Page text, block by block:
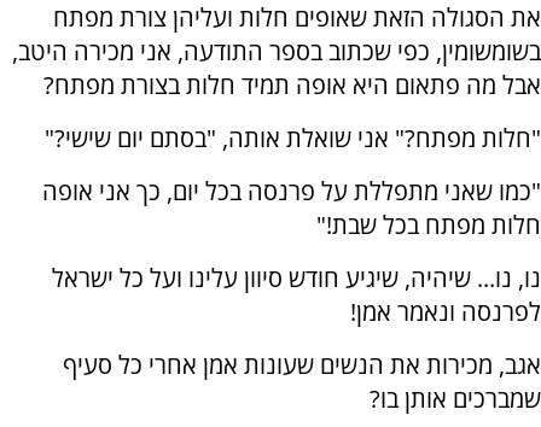
את הסגולה הזאת שאופים חלות ועליהן צורת מפתח
בשומשומין, כפי שכתוב בספר התודעה, אני מכירה היטב,
אבל מה פתאום היא אופה תמיד חלות בצורת מפתח?
"חלות מפתח?" אני שואלת אותה, "בסתם יום שישי?"
"כמו שאני מתפללת על פרנסה בכל יום, כך אני אופה
חלות מפתח בכל שבת!"
נו, נו... שיהיה, שיגיע חודש סיוון עלינו ועל כל ישראל
לפרנסה ונאמר אמן!
אגב, מכירות את הנשים שעונות אמן אחרי כל סעיף
שמברכים אותן בו?